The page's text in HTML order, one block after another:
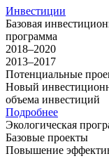
Инвестиции
Базовая
программа
2018–2020
2013–2017
Потенциальные
Новый
объема инвестиций
Подробнее
Экологическая
Базовые проекты
Повышение